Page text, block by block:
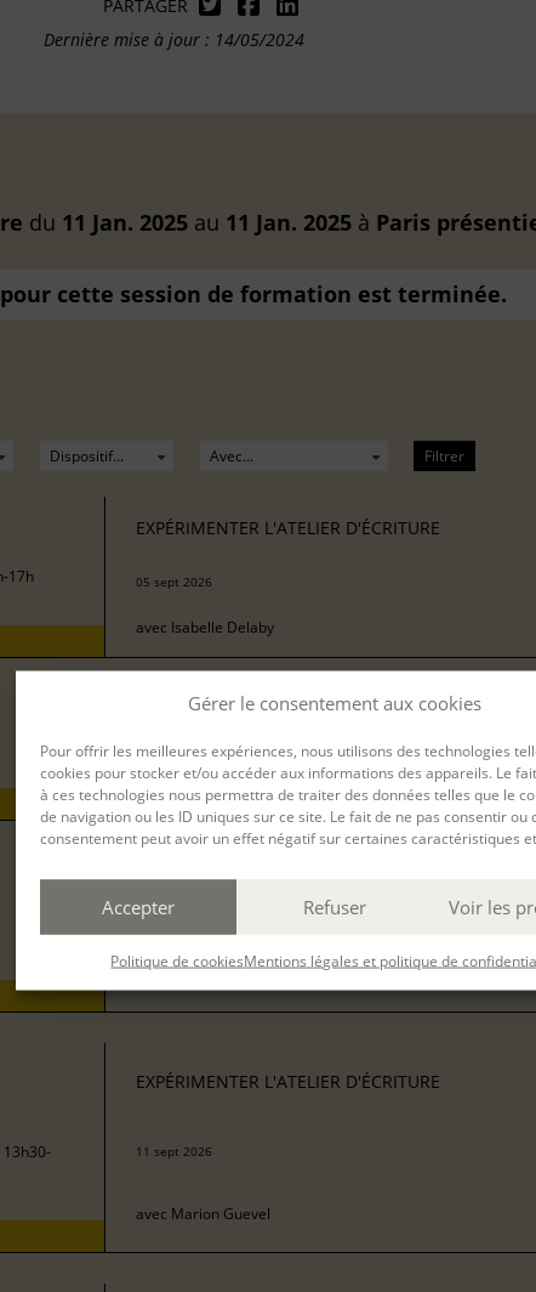
Gérer le consentement aux cookies
Pour offrir les meilleures expériences, nous utilisons des technologies
cookies pour stocker et/ou accéder aux informations des appareils. Le
à ces technologies nous permettra de traiter des données telles que le
de navigation ou les ID uniques sur ce site. Le fait de ne pas consentir ou
consentement peut avoir un effet négatif sur certaines caractéristiques
Accepter Refuser Voir les
Politique de cookiesMentions légales et politique de
PARTAGER
Dernière mise à jour : 14/05/2024
du 11 Jan. 2025 au 11 Jan. 2025 à Paris
cette session de formation est terminée.
Filtrer
17h
EXPÉRIMENTER L'ATELIER D'ÉCRITURE
05 sept 2026
avec Isabelle Delaby
EXPÉRIMENTER L'ATELIER D'ÉCRITURE
avecIsabelle Rossignol
EXPÉRIMENTER L'ATELIER D'ÉCRITURE
08 sept 2026
EXPÉRIMENTER L'ATELIER D'ÉCRITURE
11 sept 2026
avec Marion Guevel